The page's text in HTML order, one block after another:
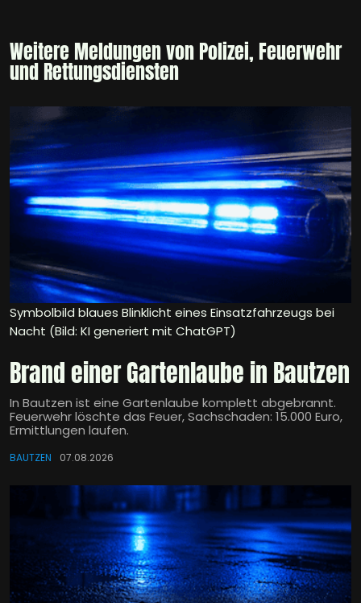
Weitere Meldungen von Polizei, Feuerwehr
und Rettungsdiensten
Symbolbild blaues Blinklicht eines Einsatzfahrzeugs bei
Nacht (Bild: KI generiert mit ChatGPT)
Brand einer Gartenlaube in Bautzen
In Bautzen ist eine Gartenlaube komplett abgebrannt.
Feuerwehr löschte das Feuer, Sachschaden: 15.000 Euro,
Ermittlungen laufen.
BAUTZEN 07.08.2026